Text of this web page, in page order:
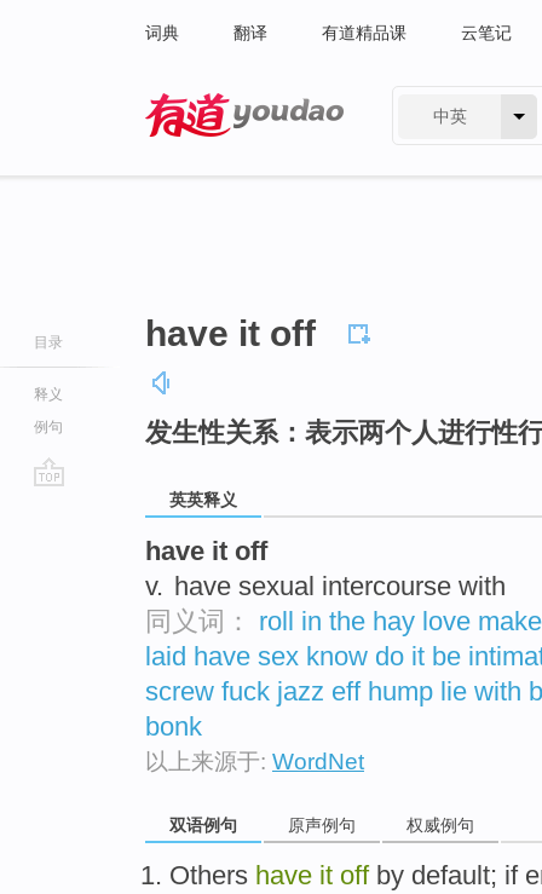
词典 翻译 有道精品课 云笔记
中英
目录
释义
例句
have it off
发生性关系：表示两个人进行性
英英释义
have it off
v. have sexual intercourse with
同义词： roll in the hay love
laid have sex know do it be
screw fuck jazz eff hump lie with
bonk
以上来源于: WordNet
双语例句 原声例句 权威例句
Others have it off by default; if